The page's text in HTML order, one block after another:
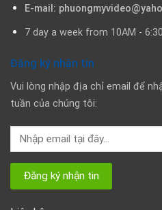
E-mail:
7 day a week from 10AM -
Đăng ký nhận tin
Vui lòng nhập địa chỉ email để
tuần của chúng tôi: